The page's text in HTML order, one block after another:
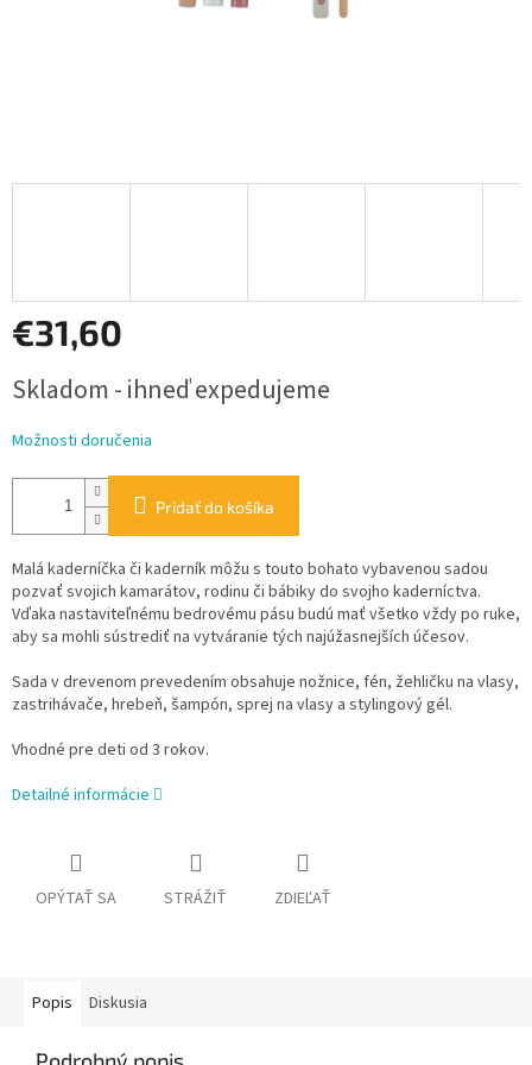
€31,60
cena:
Skladom - ihneď expedujeme
Možnosti doručenia
Pridať do košíka
Malá kaderníčka či kaderník môžu s touto bohato vybavenou sadou
pozvať svojich kamarátov, rodinu či bábiky do svojho kaderníctva.
Vďaka nastaviteľnému bedrovému pásu budú mať všetko vždy po ruke,
aby sa mohli sústrediť na vytváranie tých najúžasnejších účesov.
Sada v drevenom prevedením obsahuje nožnice, fén, žehličku na vlasy,
zastrihávače, hrebeň, šampón, sprej na vlasy a stylingový gél.
Vhodné pre deti od 3 rokov.
Detailné informácie
OPÝTAŤ SA STRÁŽIŤ ZDIEĽAŤ
Popis Diskusia